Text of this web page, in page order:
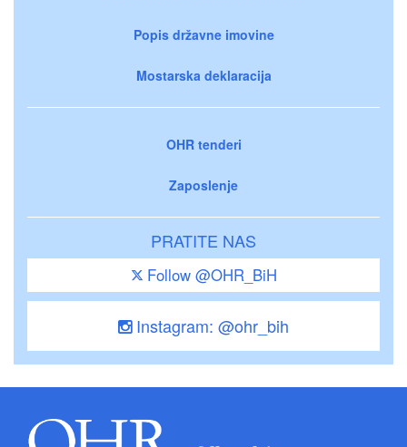
Popis državne imovine
Mostarska deklaracija
OHR tenderi
Zaposlenje
PRATITE NAS
Follow @OHR_BiH
Instagram: @ohr_bih